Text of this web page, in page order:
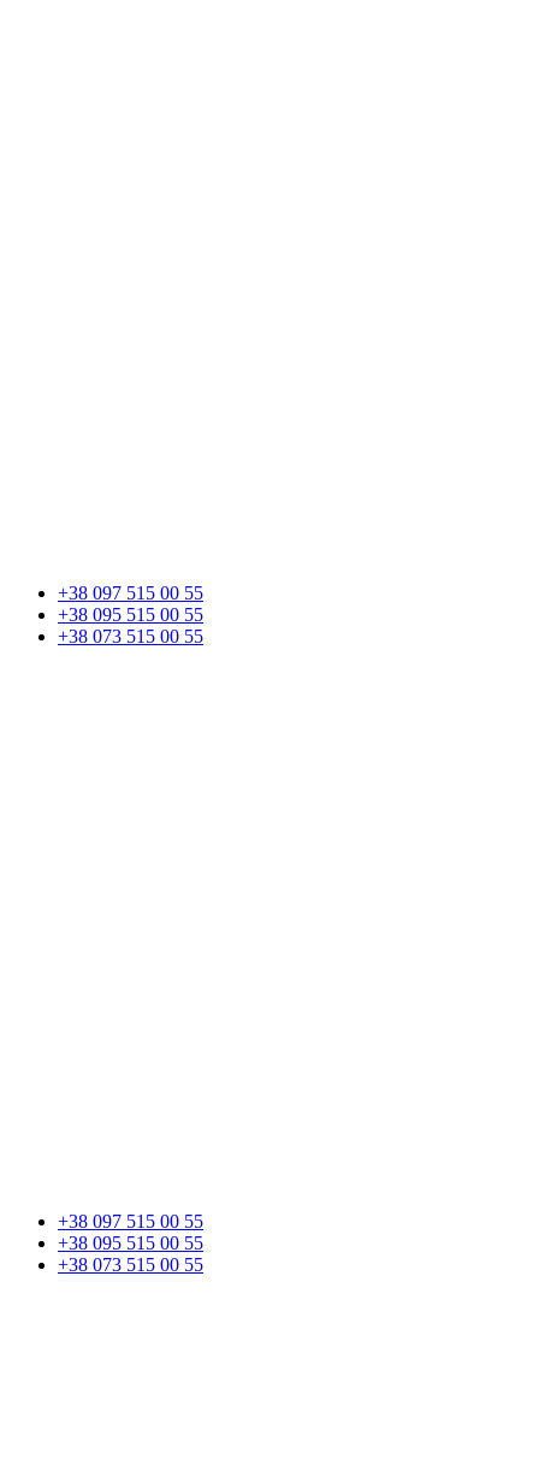
+38 097 515 00 55
+38 095 515 00 55
+38 073 515 00 55
+38 097 515 00 55
+38 095 515 00 55
+38 073 515 00 55